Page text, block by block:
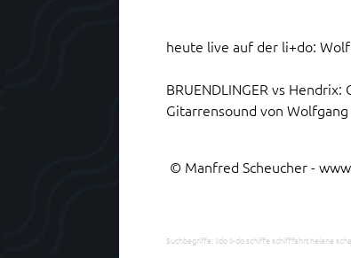
heute live auf der li+do:
BRUENDLINGER vs
Gitarrensound von
© Manfred Scheucher -
Suchbegriffe: lido li-do schiffe schifffahrt helene